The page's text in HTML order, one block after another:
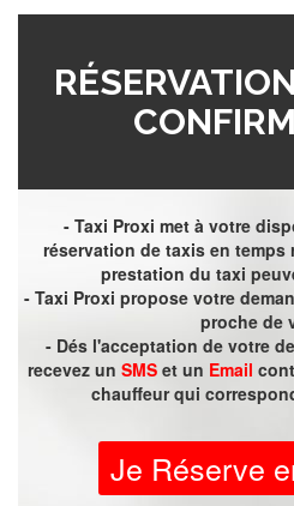
- Taxi Proxi met à votre
réservation de taxis en temps
prestation du taxi
- Taxi Proxi propose votre
proche de
- Dés l'acceptation de votre
recevez un SMSet un Email
chauffeur qui
Je Réserve